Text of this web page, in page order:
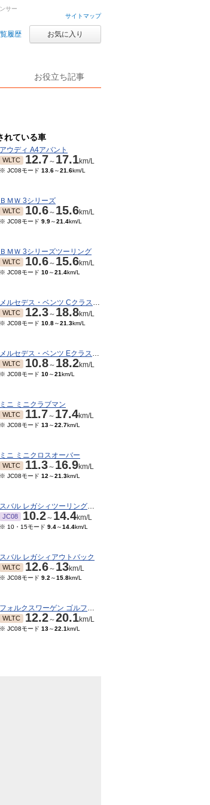
サイトマップ
履歴 お気に入り
お役立ち記事
サー
れている車
アウディ A4アバント
WLTC 12.7～ 17.1km/L
※ JC08モード 13.6～21.6km/L
ＢＭＷ 3シリーズ
WLTC 10.6～ 15.6km/L
※ JC08モード 9.9～21.4km/L
ＢＭＷ 3シリーズツーリング
WLTC 10.6～ 15.6km/L
※ JC08モード 10～21.4km/L
メルセデス・ベンツ Cクラスワゴン
WLTC 12.3～ 18.8km/L
※ JC08モード 10.8～21.3km/L
メルセデス・ベンツ Eクラスワゴン
WLTC 10.8～ 18.2km/L
※ JC08モード 10～21km/L
ミニ ミニクラブマン
WLTC 11.7～ 17.4km/L
※ JC08モード 13～22.7km/L
ミニ ミニクロスオーバー
WLTC 11.3～ 16.9km/L
※ JC08モード 12 ～21.3km/L
スバル レガシィツーリングワゴン
JC08 10.2～ 14.4km/L
※ 10・15モード 9.4～14.4km/L
スバル レガシィアウトバック
WLTC 12.6～ 13km/L
※ JC08モード 9.2 ～15.8km/L
フォルクスワーゲン ゴルフヴァリアント
WLTC 12.2～20.1km/L
※ JC08モード 13～22.1km/L